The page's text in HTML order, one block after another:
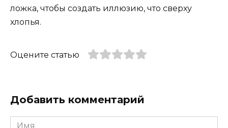
ложка, чтобы создать иллюзию, что сверху
хлопья.
Оцените статью
Добавить комментарий
Имя